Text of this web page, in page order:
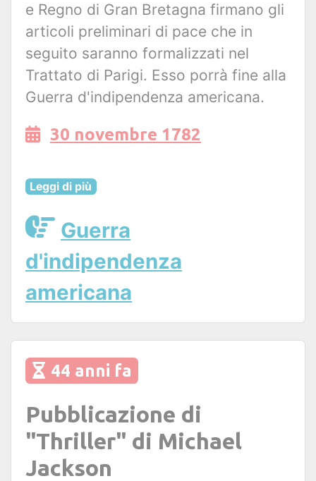
e Regno di Gran Bretagna firmano gli
articoli preliminari di pace che in
seguito saranno formalizzati nel
Trattato di Parigi. Esso porrà fine alla
Guerra d'indipendenza americana.
30 novembre 1782
Leggi di più
Guerra
d'indipendenza
americana
44 anni fa
Pubblicazione di
"Thriller" di Michael
Jackson